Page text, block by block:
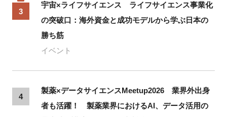
3
宇宙×ライフサイエンス ライフサイエンス事業化
の突破口：海外資金と成功モデルから学ぶ日本の
勝ち筋
イベント
4
製薬×データサイエンスMeetup2026 業界外出身
者も活躍！ 製薬業界におけるAI、データ活用の